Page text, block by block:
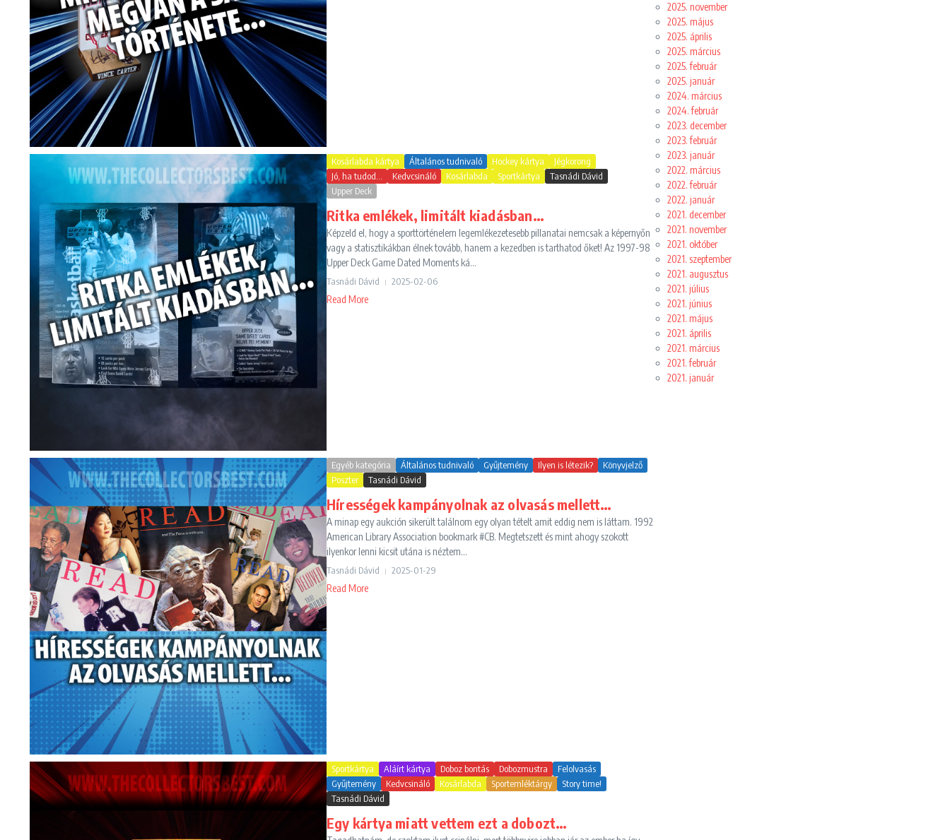
Kosárlabda kártya Általános tudnivaló Hockey kártya
Jégkorong
Jó, ha tudod...
Kedvcsináló Kosárlabda Sportkártya
Tasnádi Dávid
Upper Deck
Ritka emlékek, limitált kiadásban…
Képzeld el, hogy a sporttörténelem legemlékezetesebb pillanatai nemcsak a képernyőn
vagy a statisztikákban élnek tovább, hanem a kezedben is tarthatod őket! Az 1997-98
Upper Deck Game Dated Moments ká...
Tasnádi Dávid 2025-02-06
Read More
Egyéb kategória Általános tudnivaló Gyűjtemény Ilyen is létezik?
Könyvjelző
Poszter
Tasnádi Dávid
Hírességek kampányolnak az olvasás mellett…
A minap egy aukción sikerült találnom egy olyan tételt amit eddig nem is láttam. 1992
American Library Association bookmark #CB. Megtetszett és mint ahogy szokott
ilyenkor lenni kicsit utána is néztem...
Tasnádi Dávid 2025-01-29
Read More
Sportkártya Aláírt kártya Doboz bontás Dobozmustra
Felolvasás
Gyűjtemény
Kedvcsináló Kosárlabda Sportemléktárgy
Story time!
Tasnádi Dávid
Egy kártya miatt vettem ezt a dobozt…
2025. november
2025. május
2025. április
2025. március
2025. február
2025. január
2024. március
2024. február
2023. december
2023. február
2023. január
2022. március
2022. február
2022. január
2021. december
2021. november
2021. október
2021. szeptember
2021. augusztus
2021. július
2021. június
2021. május
2021. április
2021. március
2021. február
2021. január